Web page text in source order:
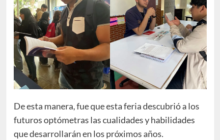
De esta manera, fue que esta feria descubrió a los
futuros optómetras las cualidades y habilidades
que desarrollarán en los próximos años.